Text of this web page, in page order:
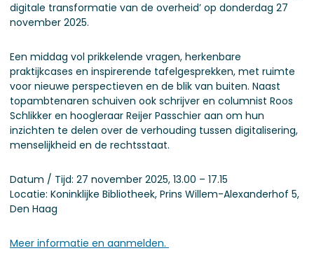
digitale transformatie van de overheid’ op donderdag 27
november 2025.
Een middag vol prikkelende vragen, herkenbare
praktijkcases en inspirerende tafelgesprekken, met ruimte
voor nieuwe perspectieven en de blik van buiten. Naast
topambtenaren schuiven ook schrijver en columnist Roos
Schlikker en hoogleraar Reijer Passchier aan om hun
inzichten te delen over de verhouding tussen digitalisering,
menselijkheid en de rechtsstaat.
Datum / Tijd: 27 november 2025, 13.00 – 17.15
Locatie: Koninklijke Bibliotheek, Prins Willem-Alexanderhof 5,
Den Haag
Meer informatie en aanmelden.